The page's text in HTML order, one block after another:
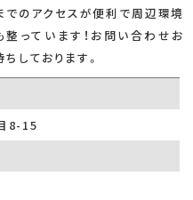
でのアクセスが便利で周辺環境
整っています！お問い合わせお
ちしております。
8-15